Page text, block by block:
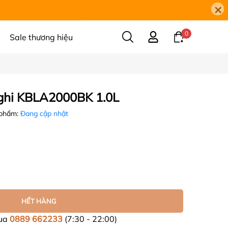
×
Sale thương hiệu 0
KBLA2000BK 1.0L
Đang cập nhật
HẾT HÀNG
0889 662233(7:30 - 22:00)